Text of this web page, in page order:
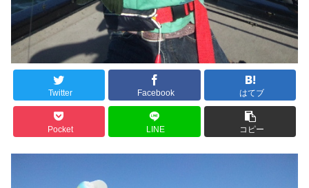
Twitter Facebook はてブ
Pocket LINE コピー